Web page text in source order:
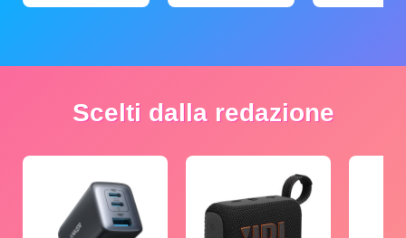
Scelti dalla redazione